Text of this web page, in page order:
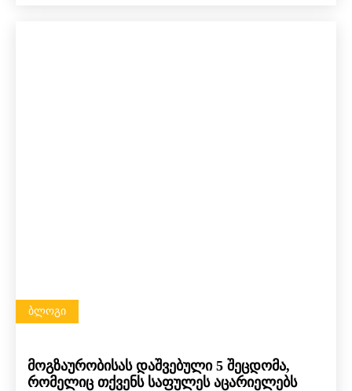
ᲑᲚᲝᲒᲘ
მოგზაურობისას დაშვებული 5 შეცდომა,
რომელიც თქვენს საფულეს აცარიელებს